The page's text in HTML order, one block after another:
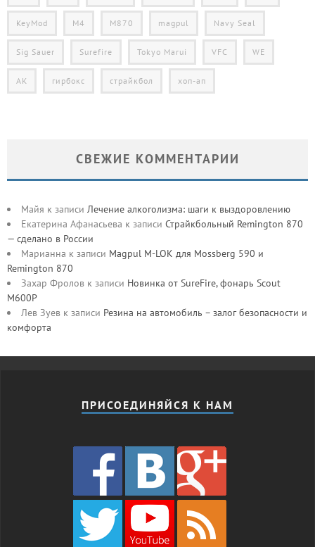
KeyMod M4 M870 magpul Navy Seal
Sig Sauer Surefire Tokyo Marui VFC WE
АК гирбокс страйкбол хоп-ап
СВЕЖИЕ КОММЕНТАРИИ
Майя к записи Лечение алкоголизма: шаги к выздоровлению
Екатерина Афанасьева к записи Страйкбольный Remington 870
— сделано в России
Марианна к записи Magpul M-LOK для Mossberg 590 и
Remington 870
Захар Фролов к записи Новинка от SureFire, фонарь Scout
M600P
Лев Зуев к записи Резина на автомобиль – залог безопасности и
комфорта
ПРИСОЕДИНЯЙСЯ К НАМ